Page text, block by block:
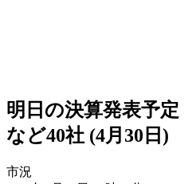
明日の決算発表予
など40社 (4月30日)
市況